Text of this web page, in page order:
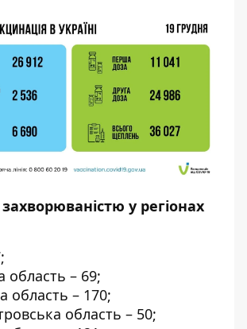
захворюваністю у регіонах
область – 69;
область – 170;
область – 50;